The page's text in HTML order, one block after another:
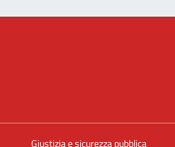
Giustizia e sicurezza pubblica